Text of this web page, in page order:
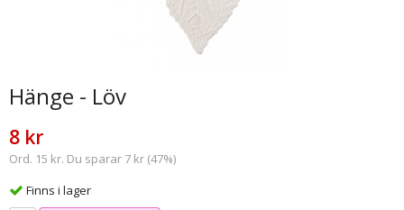
Hänge - Löv
8 kr
Ord. 15 kr. Du sparar 7 kr (47%)
Finns i lager